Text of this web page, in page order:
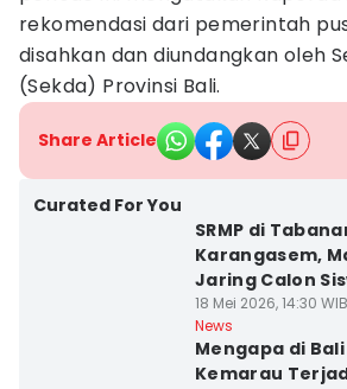
rekomendasi dari pemerintah
disahkan dan diundangkan oleh
(Sekda) Provinsi Bali.
Share Article
Curated For You
SRMP di
Karangasem,
Jaring Calon
18 Mei 2026, 14:30 WIB
News
Mengapa di
Kemarau